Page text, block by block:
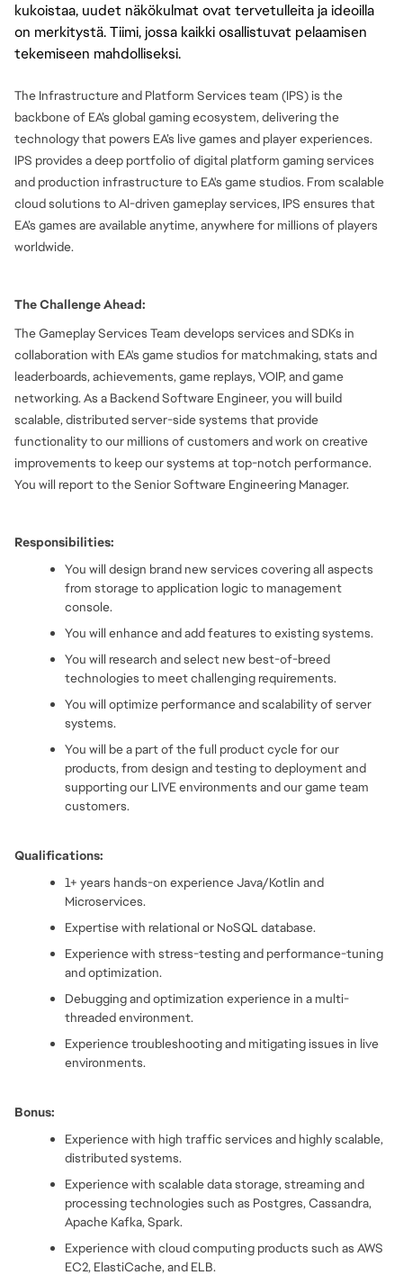
kukoistaa, uudet näkökulmat ovat tervetulleita ja ideoilla
on merkitystä. Tiimi, jossa kaikki osallistuvat pelaamisen
tekemiseen mahdolliseksi.
The Infrastructure and Platform Services team (IPS) is the
backbone of EA’s global gaming ecosystem, delivering the
technology that powers EA’s live games and player experiences.
IPS provides a deep portfolio of digital platform gaming services
and production infrastructure to EA's game studios. From scalable
cloud solutions to AI-driven gameplay services, IPS ensures that
EA’s games are available anytime, anywhere for millions of players
worldwide.
The Challenge Ahead:
The Gameplay Services Team develops services and SDKs in
collaboration with EA's game studios for matchmaking, stats and
leaderboards, achievements, game replays, VOIP, and game
networking. As a Backend Software Engineer, you will build
scalable, distributed server-side systems that provide
functionality to our millions of customers and work on creative
improvements to keep our systems at top-notch performance.
You will report to the Senior Software Engineering Manager.
Responsibilities:
You will design brand new services covering all aspects
from storage to application logic to management
console.
You will enhance and add features to existing systems.
You will research and select new best-of-breed
technologies to meet challenging requirements.
You will optimize performance and scalability of server
systems.
You will be a part of the full product cycle for our
products, from design and testing to deployment and
supporting our LIVE environments and our game team
customers.
Qualifications:
1+ years hands-on experience Java/Kotlin and
Microservices.
Expertise with relational or NoSQL database.
Experience with stress-testing and performance-tuning
and optimization.
Debugging and optimization experience in a multi-
threaded environment.
Experience troubleshooting and mitigating issues in live
environments.
Bonus:
Experience with high traffic services and highly scalable,
distributed systems.
Experience with scalable data storage, streaming and
processing technologies such as Postgres, Cassandra,
Apache Kafka, Spark.
Experience with cloud computing products such as AWS
EC2, ElastiCache, and ELB.